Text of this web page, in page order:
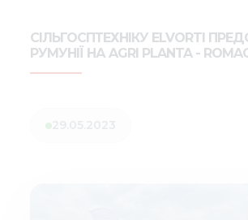
СІЛЬГОСПТЕХНІКУ ELVORTI
РУМУНІЇ НА AGRI PLANTA -